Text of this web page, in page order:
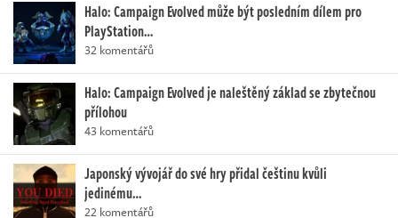
Halo: Campaign Evolved může být posledním dílem pro
PlayStation…
32 komentářů
Halo: Campaign Evolved je naleštěný základ se zbytečnou
přílohou
43 komentářů
Japonský vývojář do své hry přidal češtinu kvůli
jedinému…
22 komentářů